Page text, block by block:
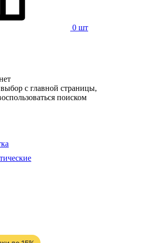
0 шт
с главной страницы,
поиском